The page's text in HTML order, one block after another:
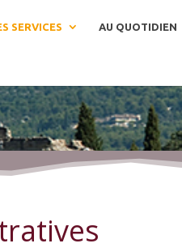
SERVICES AU QUOTIDIEN